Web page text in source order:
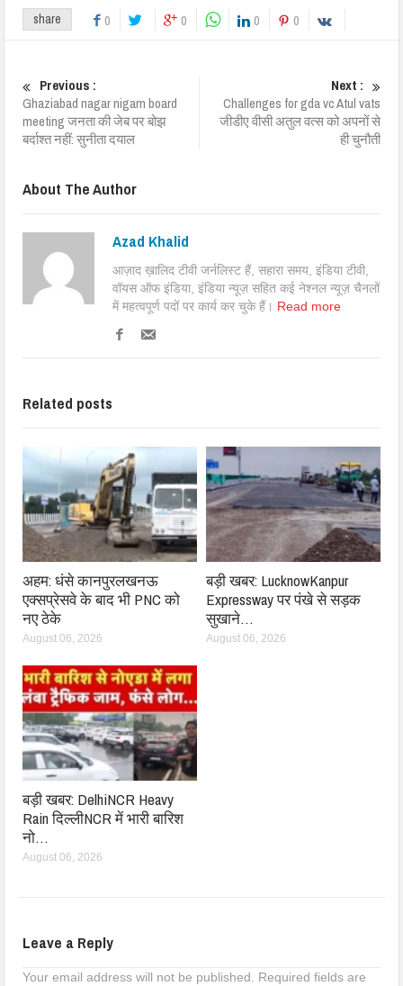
share 0 0 0 0
Previous :
Ghaziabad nagar nigam board
meeting जनता की जेब पर बोझ
बर्दाश्त नहीं: सुनीता दयाल
Next :
Challenges for gda vc Atul vats
जीडीए वीसी अतुल वत्स को अपनों से
ही चुनौती
About The Author
Azad Khalid
आज़ाद ख़ालिद टीवी जर्नलिस्ट हैं, सहारा समय, इंडिया टीवी,
वॉयस ऑफ इंडिया, इंडिया न्यूज़ सहित कई नेश्नल न्यूज़ चैनलों
में महत्वपूर्ण पदों पर कार्य कर चुके हैं। Read more
Related posts
अहम: धंसे कानपुरलखनऊ
एक्सप्रेसवे के बाद भी PNC को
नए ठेके
August 06, 2026
बड़ी खबर: LucknowKanpur
Expressway पर पंखे से सड़क
सुखाने…
August 06, 2026
बड़ी खबर: DelhiNCR Heavy
Rain दिल्लीNCR में भारी बारिश
नो…
August 06, 2026
Leave a Reply
Your email address will not be published.
Required fields are